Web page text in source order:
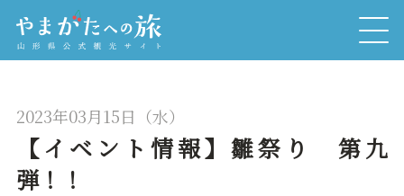
【イベント情報】雛祭り 第九
弾！！
2023年03月15日（水）